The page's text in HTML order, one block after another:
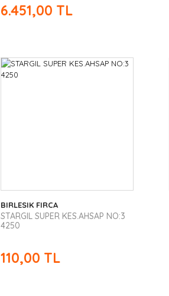
6.451,00 TL
BIRLESIK FIRCA
STARGIL SUPER KES.AHSAP NO:3
4250
110,00 TL